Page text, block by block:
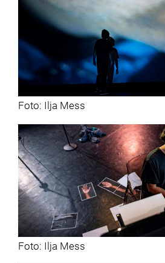
Foto: Ilja Mess
Foto: Ilja Mess